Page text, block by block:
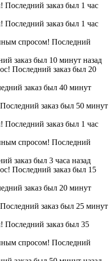
Последний заказ был 1 час
Последний заказ был 1 час
спросом! Последний
заказ был 10 минут назад
Последний заказ был 20
заказ был 40 минут
заказ был 50 минут
Последний заказ был 1 час
спросом! Последний
заказ был 3 часа назад
Последний заказ был 15
заказ был 20 минут
заказ был 25 минут
Последний заказ был 35
спросом! Последний